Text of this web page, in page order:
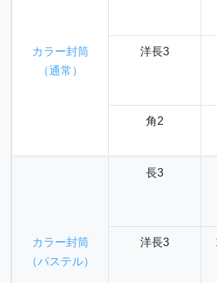
カラー封筒
（通常）
洋長3
角2
カラー封筒
（パステル）
長3
洋長3